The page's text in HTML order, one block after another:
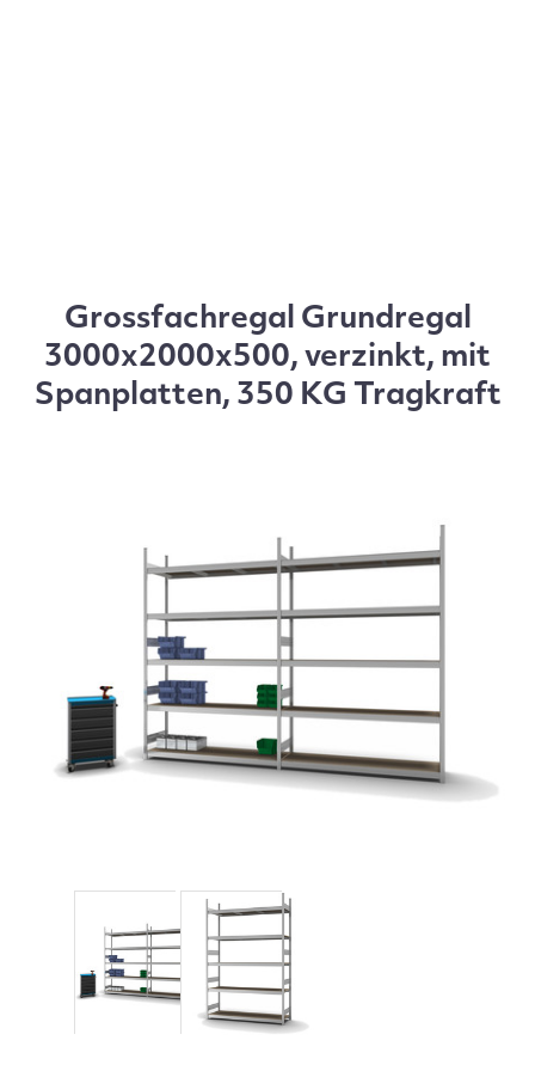
Grossfachregal Grundregal
3000x2000x500, verzinkt, mit
Spanplatten, 350 KG Tragkraft